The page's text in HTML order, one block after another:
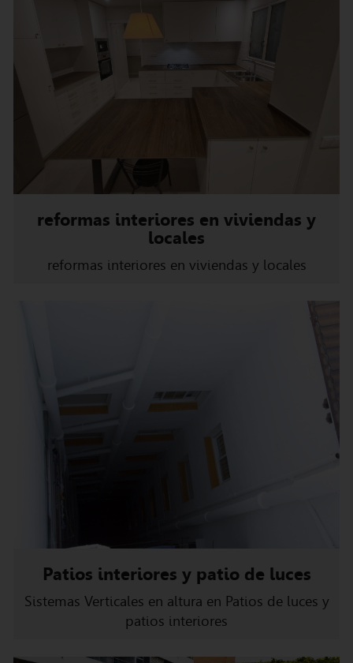
reformas interiores en viviendas y
locales
reformas interiores en viviendas y locales
Patios interiores y patio de luces
Sistemas Verticales en altura en Patios de luces y
patios interiores